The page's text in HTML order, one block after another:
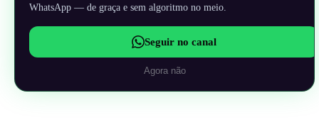
WhatsApp — de graça e sem algoritmo no meio.
Seguir no canal
Agora não